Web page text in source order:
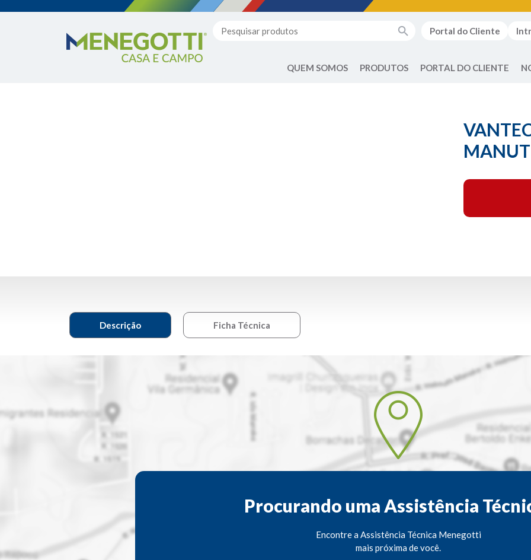
Portal do Cliente
QUEM SOMOS PRODUTOS PORTAL DO CLIENTE
Descrição Ficha Técnica
Procurando uma Assistência
Encontre a Assistência Técnica Menegotti
mais próxima de você.